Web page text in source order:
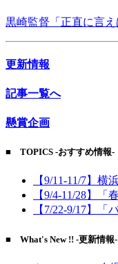
黒崎監督「正直に言
更新情報
記事一覧へ
懸賞企画
■ TOPICS -おすすめ情報-
【9/11-11/7】横
【9/4-11/28】
【7/22-9/17】「
■ What's New !! -更新情報-